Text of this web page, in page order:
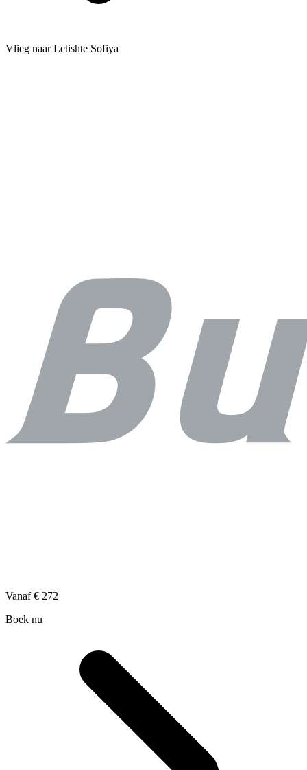
Vlieg naar Letishte Sofiya
Vanaf€ 272
Boek nu